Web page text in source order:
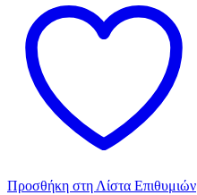
Βάση
2,6εκ,
50τεμ./
συσκ.
ποσότητα
Προσθήκη στη Λίστα Επιθυμιών